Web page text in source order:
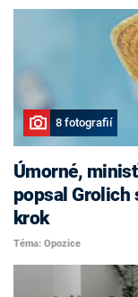
8 fotografií
Úmorné,
popsal Grolich
krok
Téma: Opozice